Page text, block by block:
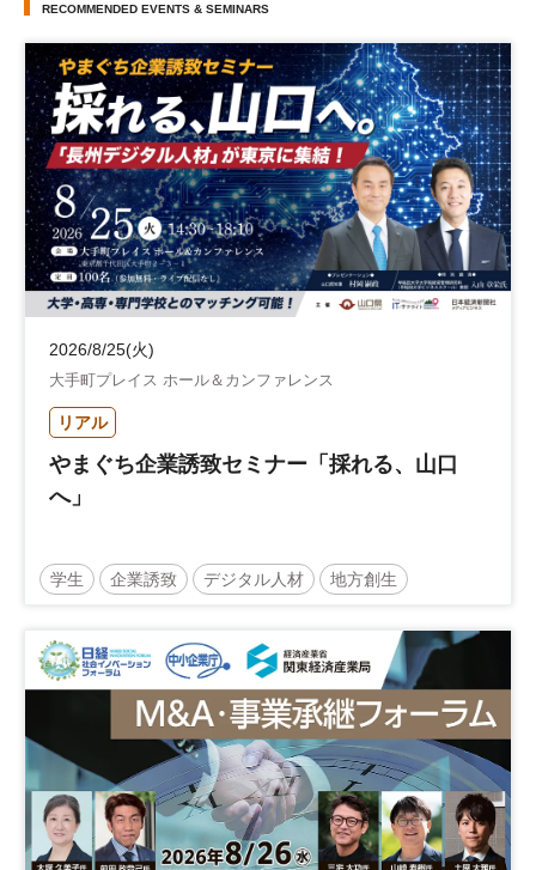
RECOMMENDED EVENTS & SEMINARS
2026/8/25(火)
大手町プレイス ホール＆カンファレンス
リアル
やまぐち企業誘致セミナー「採れる、山口
へ」
学生 企業誘致 デジタル人材 地方創生
地域活性化 自治体